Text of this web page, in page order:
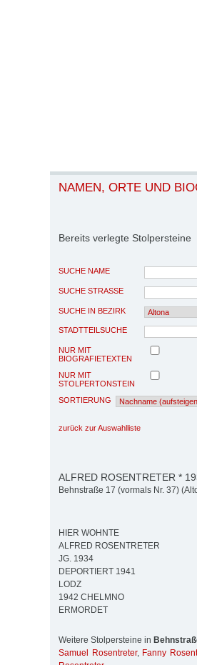
NAMEN, ORTE UND
Bereits verlegte Stolpersteine
SUCHE NAME
SUCHE STRASSE
SUCHE IN BEZIRK
STADTTEILSUCHE
NUR MIT
BIOGRAFIETEXTEN
NUR MIT
STOLPERTONSTEIN
SORTIERUNG
zurück zur Auswahlliste
ALFRED ROSENTRETER *
Behnstraße 17 (vormals Nr. 37)
HIER WOHNTE
ALFRED ROSENTRETER
JG. 1934
DEPORTIERT 1941
LODZ
1942 CHELMNO
ERMORDET
Weitere Stolpersteine in
Samuel Rosentreter, Fanny